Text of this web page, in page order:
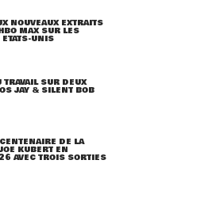
NOUVEAUX EXTRAITS
MAX SUR LES
UNIS
SUR DEUX
JAY & SILENT BOB
DE LA
KUBERT EN
AVEC TROIS SORTIES